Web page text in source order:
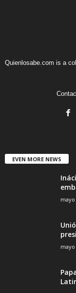
Quienlosabe.com is a
EVEN MORE NEWS
mayo
mayo